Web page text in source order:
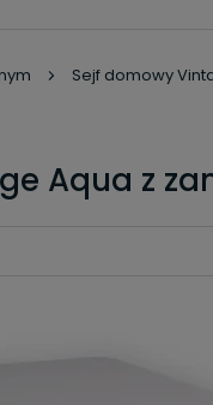
Sejf domowy
Aqua z